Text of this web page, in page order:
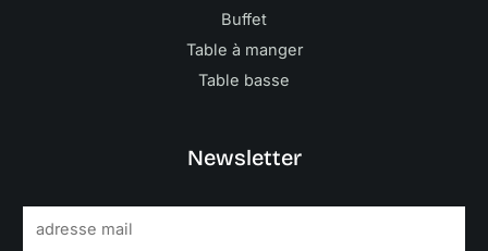
Buffet
Table à manger
Table basse
Newsletter